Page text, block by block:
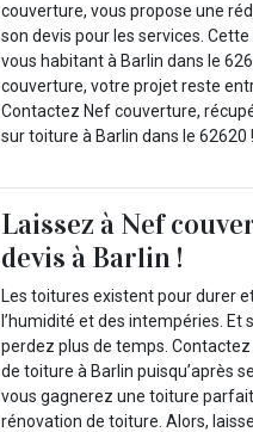
couverture, vous propose une
son devis pour les services.
vous habitant à Barlin dans le
couverture, votre projet reste
Contactez Nef couverture,
sur toiture à Barlin dans le 62620 !
Laissez à Nef
devis à Barlin !
Les toitures existent pour durer
l’humidité et des intempéries.
perdez plus de temps.
de toiture à Barlin puisqu’après
vous gagnerez une toiture
rénovation de toiture. Alors,